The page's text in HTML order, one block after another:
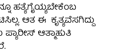
ಹತ್ಯೆಗೈಯ್ಯಬೇಕೆಂಬ
ಆತ ಈ ಕೃತ್ಯವೆಸಗಿದ್ದು
ಆತ್ಮಾಹುತಿ